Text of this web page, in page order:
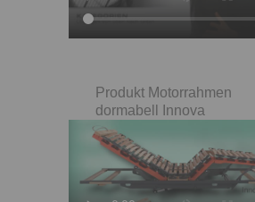
Produkt Motorrahmen
dormabell Innova